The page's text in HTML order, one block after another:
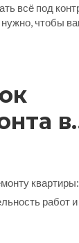
всё под
нужно, чтобы
в
работ